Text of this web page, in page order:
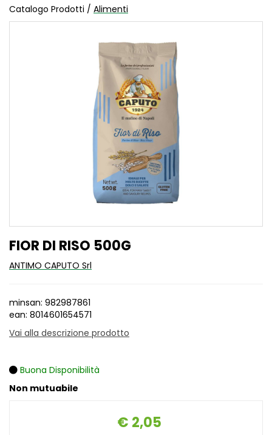
Catalogo Prodotti / Alimenti
FIOR DI RISO 500G
ANTIMO CAPUTO Srl
minsan: 982987861
ean: 8014601654571
Vai alla descrizione prodotto
Buona Disponibilità
Non mutuabile
Prezzo
€ 2,05